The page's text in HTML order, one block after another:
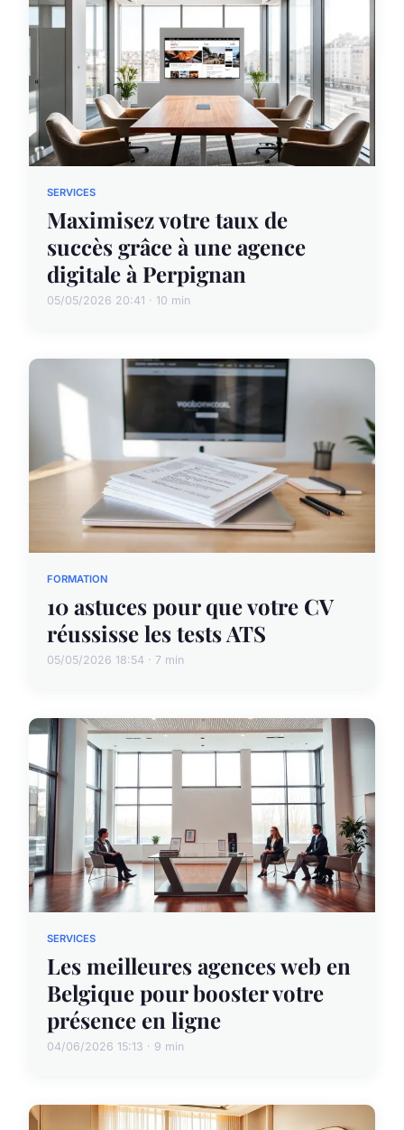
SERVICES
Maximisez votre taux de
succès grâce à une agence
digitale à Perpignan
05/05/2026 20:41 · 10 min
FORMATION
10 astuces pour que votre CV
réussisse les tests ATS
05/05/2026 18:54 · 7 min
SERVICES
Les meilleures agences web en
Belgique pour booster votre
présence en ligne
04/06/2026 15:13 · 9 min